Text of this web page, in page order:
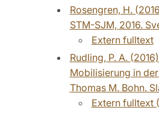
Rosengren, H.
STM-SJM, 2016.
Extern fulltext
Rudling, P. A.
Mobilisierung in
Thomas M. Bohn.
Extern fulltext